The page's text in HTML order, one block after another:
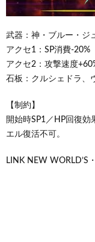
武器：神・ブルー・ジ
アクセ1：SP消費-20%
アクセ2：攻撃速度
石板：クルシェドラ、
【制約】
開始時SP1／HP回復効
エル復活不可。
LINK NEW WORLD’S